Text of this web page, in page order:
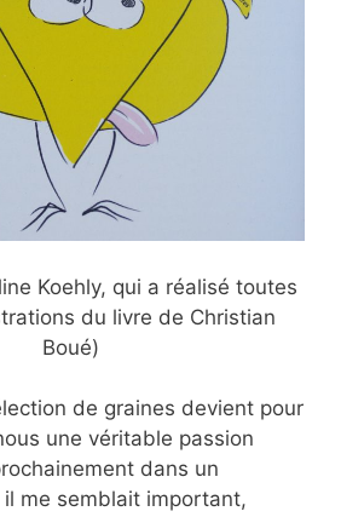
Koehly, qui a réalisé toutes
du livre de Christian
Boué)
de graines devient pour
une véritable passion
dans un
me semblait important,